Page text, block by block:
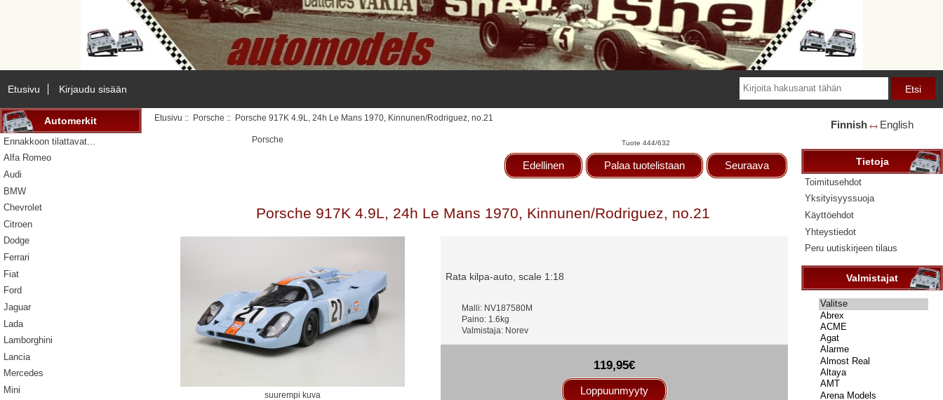
Etusivu Kirjaudu sisään
Automerkit
Ennakkoon tilattavat...
Alfa Romeo
Audi
BMW
Chevrolet
Citroen
Dodge
Ferrari
Fiat
Ford
Jaguar
Lada
Lamborghini
Lancia
Mercedes
Mini
Etusivu :: Porsche :: Porsche 917K 4.9L, 24h Le Mans 1970, Kinnunen/Rodriguez, no.21
Porsche Tuote 444/632
Edellinen Palaa tuotelistaan Seuraava
Porsche 917K 4.9L, 24h Le Mans 1970, Kinnunen/Rodriguez, no.21
suurempi kuva
Rata kilpa-auto, scale 1:18
Malli: NV187580M
Paino: 1.6kg
Valmistaja: Norev
119,95€
Loppuunmyyty
Finnish 🡘 English
Tietoja
Toimitusehdot
Yksityisyyssuoja
Käyttöehdot
Yhteystiedot
Peru uutiskirjeen tilaus
Valmistajat
Valitse
...